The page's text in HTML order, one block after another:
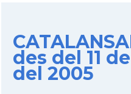
des del 11
del 2005